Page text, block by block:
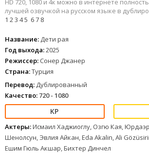
HD 720, 1080 и 4к можно в интернете
лучшей озвучкой на русском языке в
1 23 45 67 8
Название: Дети рая
Год выхода:2025
Режиссер: Сонер Джанер
Страна:Турция
Перевод: Дублированный
Качество: 720 - 1080
Актеры:Исмаил Хаджиоглу, Озгю Кая,
Шенолсун, Эвлия Айкан, Eda Akalin, Ali
Ешим Гюль Акшар, Бихтер Динчел